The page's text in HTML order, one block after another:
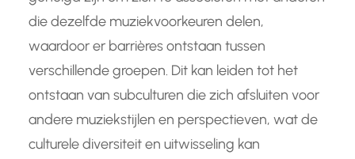
die dezelfde muziekvoorkeuren delen,
waardoor er barrières ontstaan tussen
verschillende groepen. Dit kan leiden tot het
ontstaan van subculturen die zich afsluiten voor
andere muziekstijlen en perspectieven, wat de
culturele diversiteit en uitwisseling kan